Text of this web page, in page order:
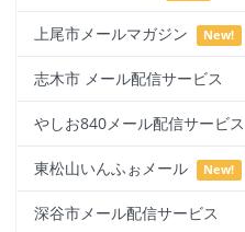
上尾市メールマガジン New!
志木市 メール配信サービス
やしお840メール配信サービス
東松山いんふぉメール New!
深谷市メール配信サービス